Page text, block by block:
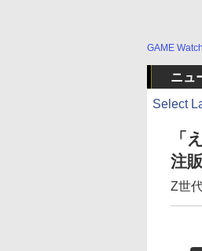
GAME Watch
ニュ
Select
「
注
Z世